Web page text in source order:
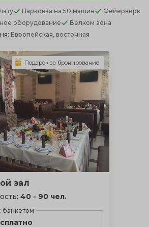
Парковка на 50 машин
Фейерверк
оборудование
Велком зона
Европейская, восточная
зал
40 - 90 чел.
банкетом
Подарок за бронирование